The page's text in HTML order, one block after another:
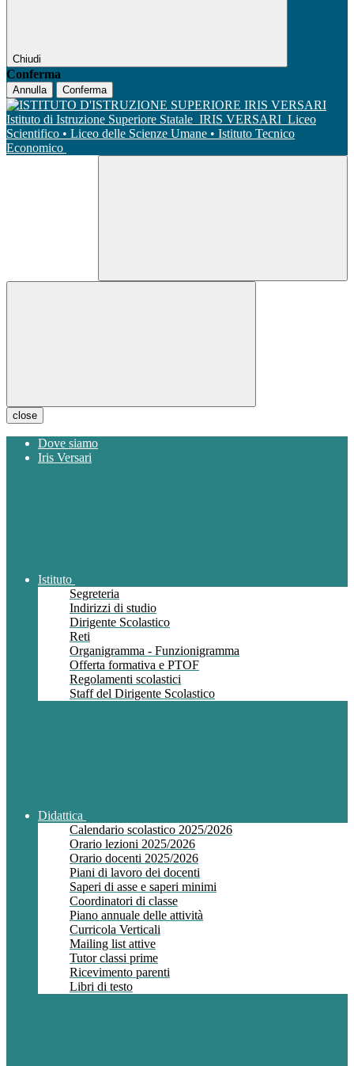
Chiudi
Conferma
Annulla Conferma
Istituto di Istruzione Superiore Statale IRIS VERSARI Liceo
Scientifico • Liceo delle Scienze Umane • Istituto Tecnico
Economico
close
Dove siamo
Iris Versari
Istituto
Segreteria
Indirizzi di studio
Dirigente Scolastico
Reti
Organigramma - Funzionigramma
Offerta formativa e PTOF
Regolamenti scolastici
Staff del Dirigente Scolastico
Didattica
Calendario scolastico 2025/2026
Orario lezioni 2025/2026
Orario docenti 2025/2026
Piani di lavoro dei docenti
Saperi di asse e saperi minimi
Coordinatori di classe
Piano annuale delle attività
Curricola Verticali
Mailing list attive
Tutor classi prime
Ricevimento parenti
Libri di testo